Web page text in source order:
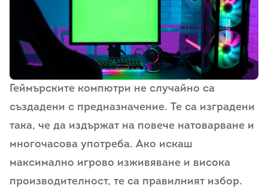
Геймърските компютри не случайно са
създадени с предназначение. Те са изградени
така, че да издържат на повече натоварване и
многочасова употреба. Ако искаш
максимално игрово изживяване и висока
производителност, те са правилният избор.